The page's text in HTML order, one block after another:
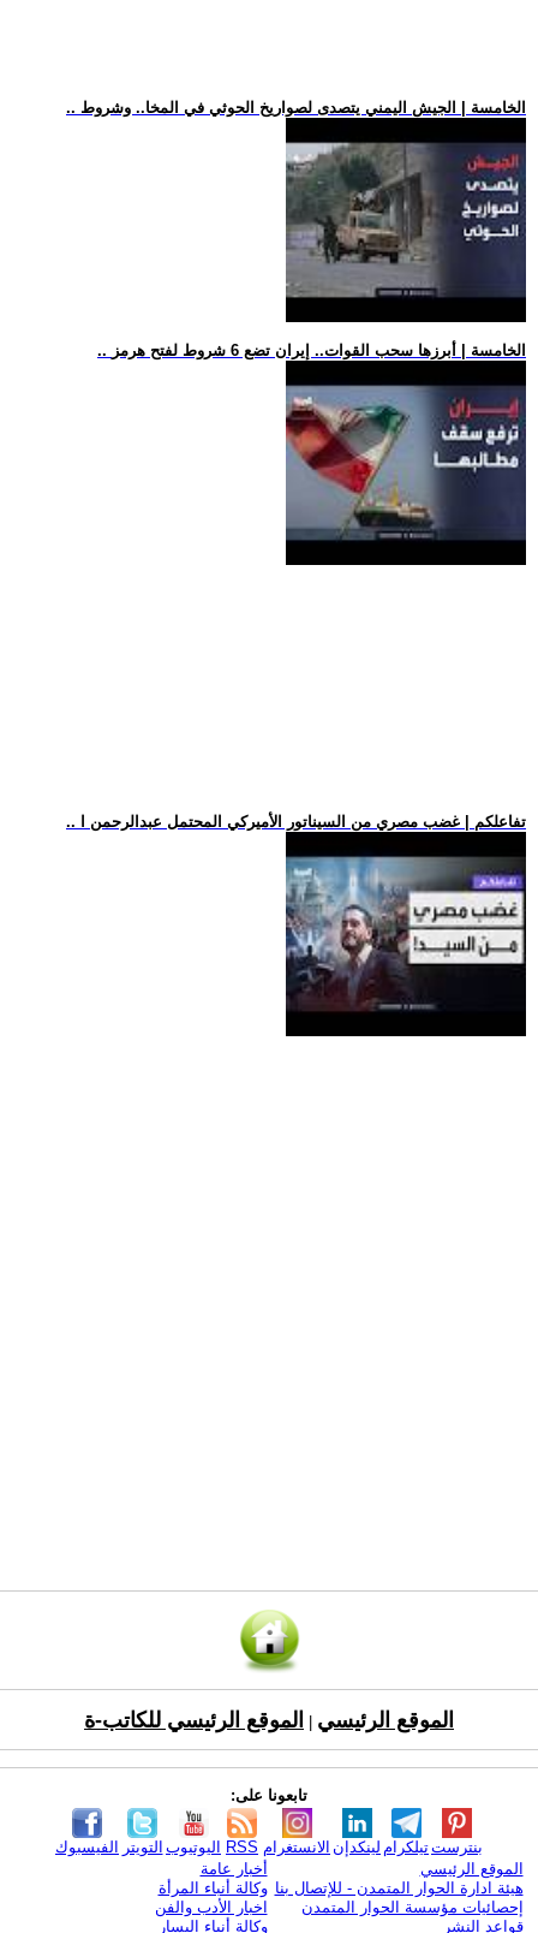
.. الخامسة | الجيش اليمني يتصدى لصواريخ الحوثي في المخا.. وشروط
.. الخامسة | أبرزها سحب القوات.. إيران تضع 6 شروط لفتح هرمز
.. تفاعلكم | غضب مصري من السيناتور الأميركي المحتمل عبدالرحمن ا
الموقع الرئيسي الموقع الرئيسي للكاتب-ة
تابعونا على:
الفيسبوك التويتر اليوتيوب RSS الانستغرام لينكدإن تيلكرامبنترست
الموقع الرئيسي
هيئة ادارة الحوار المتمدن - للإتصال بنا
إحصائيات مؤسسة الحوار المتمدن
قواعد النشر
أخبار عامة
وكالة أنباء المرأة
اخبار الأدب والفن
وكالة أنباء اليسار